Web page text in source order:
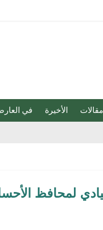
مقالات الأخيرة في
الورك
لمحافظ